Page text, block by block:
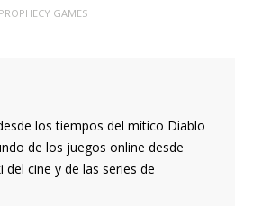
PROPHECY GAMES
los tiempos del mítico Diablo
de los juegos online desde
del cine y de las series de